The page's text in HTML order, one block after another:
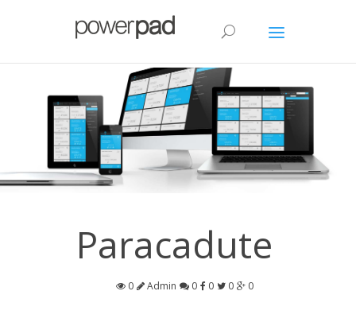
Paracadute
0 Admin 0 0 0 0